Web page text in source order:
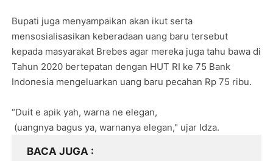
Bupati juga menyampaikan akan ikut serta
mensosialisasikan keberadaan uang baru tersebut
kepada masyarakat Brebes agar mereka juga tahu bawa di
Tahun 2020 bertepatan dengan HUT RI ke 75 Bank
Indonesia mengeluarkan uang baru pecahan Rp 75 ribu.
“Duit e apik yah, warna ne elegan,
(uangnya bagus ya, warnanya elegan," ujar Idza.
BACA JUGA